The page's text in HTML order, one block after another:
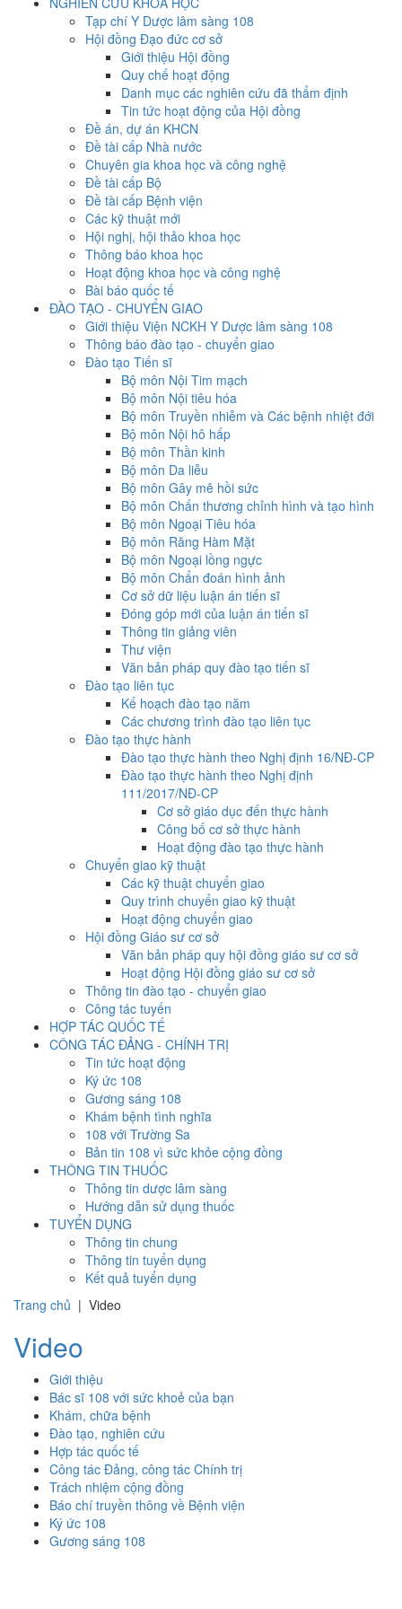
Tạp chí Y Dược lâm sàng 108
Hội đồng Đạo đức cơ sở
Giới thiệu Hội đồng
Quy chế hoạt động
Danh mục các nghiên cứu đã thẩm định
Tin tức hoạt động của Hội đồng
Đề án, dự án KHCN
Đề tài cấp Nhà nước
Chuyên gia khoa học và công nghệ
Đề tài cấp Bộ
Đề tài cấp Bệnh viện
Các kỹ thuật mới
Hội nghị, hội thảo khoa học
Thông báo khoa học
Hoạt động khoa học và công nghệ
Bài báo quốc tế
ĐÀO TẠO - CHUYỂN GIAO
Giới thiệu Viện NCKH Y Dược lâm sàng 108
Thông báo đào tạo - chuyển giao
Đào tạo Tiến sĩ
Bộ môn Nội Tim mạch
Bộ môn Nội tiêu hóa
Bộ môn Truyền nhiễm và Các bệnh nhiệt đới
Bộ môn Nội hô hấp
Bộ môn Thần kinh
Bộ môn Da liễu
Bộ môn Gây mê hồi sức
Bộ môn Chấn thương chỉnh hình và tạo hình
Bộ môn Ngoại Tiêu hóa
Bộ môn Răng Hàm Mặt
Bộ môn Ngoại lồng ngực
Bộ môn Chẩn đoán hình ảnh
Cơ sở dữ liệu luận án tiến sĩ
Đóng góp mới của luận án tiến sĩ
Thông tin giảng viên
Thư viện
Văn bản pháp quy đào tạo tiến sĩ
Đào tạo liên tục
Kế hoạch đào tạo năm
Các chương trình đào tạo liên tục
Đào tạo thực hành
Đào tạo thực hành theo Nghị định 16/NĐ-CP
Đào tạo thực hành theo Nghị định
111/2017/NĐ-CP
Cơ sở giáo dục đến thực hành
Công bố cơ sở thực hành
Hoạt động đào tạo thực hành
Chuyển giao kỹ thuật
Các kỹ thuật chuyển giao
Quy trình chuyển giao kỹ thuật
Hoạt động chuyển giao
Hội đồng Giáo sư cơ sở
Văn bản pháp quy hội đồng giáo sư cơ sở
Hoạt động Hội đồng giáo sư cơ sở
Thông tin đào tạo - chuyển giao
Công tác tuyến
HỢP TÁC QUỐC TẾ
CÔNG TÁC ĐẢNG - CHÍNH TRỊ
Tin tức hoạt động
Ký ức 108
Gương sáng 108
Khám bệnh tình nghĩa
108 với Trường Sa
Bản tin 108 vì sức khỏe cộng đồng
THÔNG TIN THUỐC
Thông tin dược lâm sàng
Hướng dẫn sử dụng thuốc
TUYỂN DỤNG
Thông tin chung
Thông tin tuyển dụng
Kết quả tuyển dụng
Trang chủ | Video
Video
Giới thiệu
Bác sĩ 108 với sức khoẻ của bạn
Khám, chữa bệnh
Đào tạo, nghiên cứu
Hợp tác quốc tế
Công tác Đảng, công tác Chính trị
Trách nhiệm cộng đồng
Báo chí truyền thông về Bệnh viện
Ký ức 108
Gương sáng 108